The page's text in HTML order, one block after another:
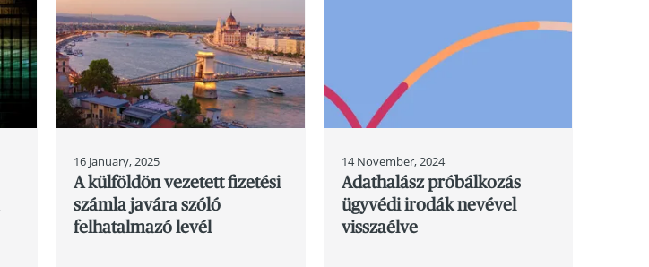
16 January, 2025
A külföldön vezetett fizetési
számla javára szóló
felhatalmazó levél
14 November, 2024
Adathalász próbálkozás
ügyvédi irodák nevével
visszaélve